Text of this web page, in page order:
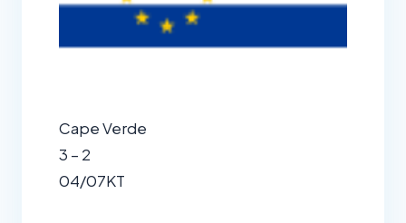
Cape Verde
3 – 2
04/07KT